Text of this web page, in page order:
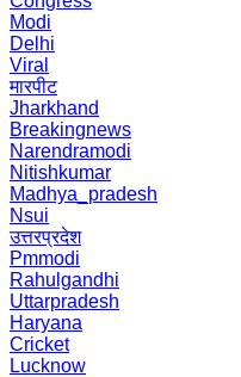
Modi
Delhi
Viral
मारपीट
Jharkhand
Breakingnews
Narendramodi
Nitishkumar
Madhya_pradesh
Nsui
उत्तरप्रदेश
Pmmodi
Rahulgandhi
Uttarpradesh
Haryana
Cricket
Lucknow